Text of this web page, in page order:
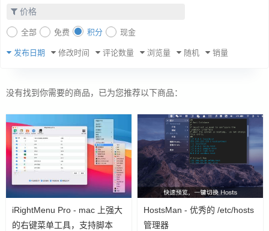
价格
全部 免费 积分 现金
发布日期 修改时间 评论数量 浏览量 随机 销量
没有找到你需要的商品，已为您推荐以下商品：
iRightMenu Pro - mac 上强大
的右键菜单工具，支持脚本
HostsMan - 优秀的 /etc/hosts
管理器